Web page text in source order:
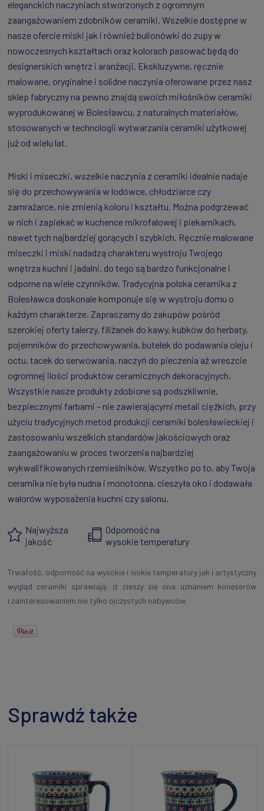
eleganckich naczyniach stworzonych z ogromnym
zaangażowaniem zdobników ceramiki. Wszelkie dostępne w
nasze ofercie miski jak i również bulionówki do zupy w
nowoczesnych kształtach oraz kolorach pasować będą do
designerskich wnętrz i aranżacji. Ekskluzywne, ręcznie
malowane, oryginalne i solidne naczynia oferowane przez nasz
sklep fabryczny na pewno znajdą swoich miłośników ceramiki
wyprodukowanej w Bolesławcu, z naturalnych materiałów,
stosowanych w technologii wytwarzania ceramiki użytkowej
już od wielu lat.
Miski i miseczki, wszelkie naczynia z ceramiki idealnie nadaje
się do przechowywania w lodówce, chłodziarce czy
zamrażarce, nie zmienią koloru i kształtu. Można podgrzewać
w nich i zapiekać w kuchence mikrofalowej i piekarnikach,
nawet tych najbardziej gorących i szybkich. Ręcznie malowane
miseczki i miski nadadzą charakteru wystroju Twojego
wnętrza kuchni i jadalni, do tego są bardzo funkcjonalne i
odporne na wiele czynników. Tradycyjna polska ceramika z
Bolesławca doskonale komponuje się w wystroju domu o
każdym charakterze. Zapraszamy do zakupów pośród
szerokiej oferty talerzy, filiżanek do kawy, kubków do herbaty,
pojemników do przechowywania, butelek do podawania oleju i
octu, tacek do serwowania, naczyń do pieczenia aż wreszcie
ogromnej ilości produktów ceramicznych dekoracyjnych.
Wszystkie nasze produkty zdobione są podszkliwnie,
bezpiecznymi farbami – nie zawierającymi metali ciężkich, przy
użyciu tradycyjnych metod produkcji ceramiki bolesławieckiej i
zastosowaniu wszelkich standardów jakościowych oraz
zaangażowaniu w proces tworzenia najbardziej
wykwalifikowanych rzemieślników. Wszystko po to, aby Twoja
ceramika nie była nudna i monotonna, cieszyła oko i dodawała
walorów wyposażenia kuchni czy salonu.
Najwyższa
jakość
Odporność na
wysokie temperatury
Trwałość, odporność na wysokie i niskie temperatury jak i artystyczny
wygląd ceramiki sprawiają, iż cieszy się ona uznaniem koneserów
i zainteresowaniem nie tylko ojczystych nabywców.
Sprawdź także